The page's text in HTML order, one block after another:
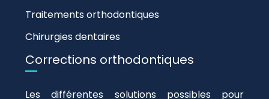
Traitements orthodontiques
Chirurgies dentaires
Corrections orthodontiques
Les différentes solutions possibles pour